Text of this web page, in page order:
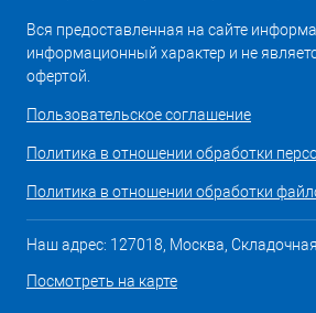
Вся предоставленная на сайте
информационный характер и не
офертой.
Пользовательское соглашение
Политика в отношении обработки
Политика в отношении обработки
Наш адрес: 127018, Москва, Складочная
Посмотреть на карте